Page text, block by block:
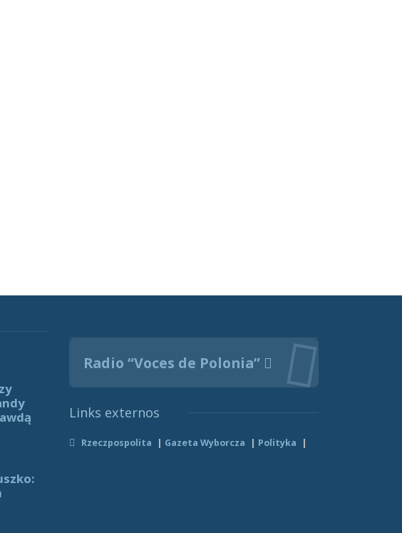
Radio “Voces de Polonia”
Links externos
Rzeczpospolita Gazeta Wyborcza Polityka